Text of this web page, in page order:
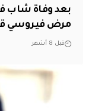
بعد وفاة شاب
مرض فيروسي
قبل 8 أشهر